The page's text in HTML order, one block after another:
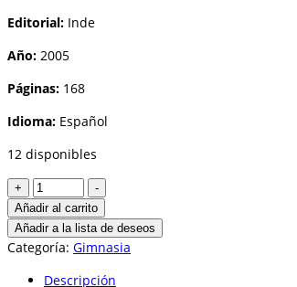
Editorial: Inde
Año: 2005
Páginas: 168
Idioma: Español
12 disponibles
+
Aeróbic
en
salas
de
-
Añadir al carrito
Añadir a la lista de deseos
Categoría: Gimnasia
Descripción